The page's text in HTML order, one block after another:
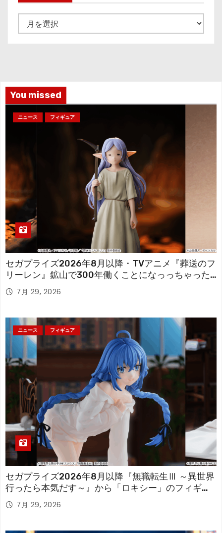
ー
You missed
ニュース フィギュア
セガプライズ2026年8月以降・TVアニメ『葬送のフ
リーレン』鉱山で300年働くことになっっちゃった
「フリーレン」を立体化！
7月 29, 2026
ニュース フィギュア
セガプライズ2026年8月以降『無職転生Ⅲ ～異世界
行ったら本気だす～』から「ロキシー」のフィギュ
アが登場！
7月 29, 2026